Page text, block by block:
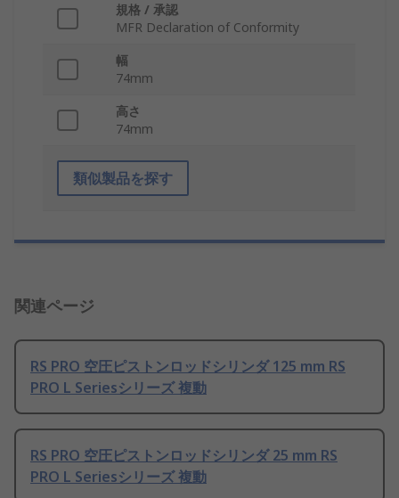
規格 / 承認
MFR Declaration of Conformity
幅
74mm
高さ
74mm
類似製品を探す
関連ページ
RS PRO 空圧ピストンロッドシリンダ 125 mm RS
PRO L Seriesシリーズ 複動
RS PRO 空圧ピストンロッドシリンダ 25 mm RS
PRO L Seriesシリーズ 複動